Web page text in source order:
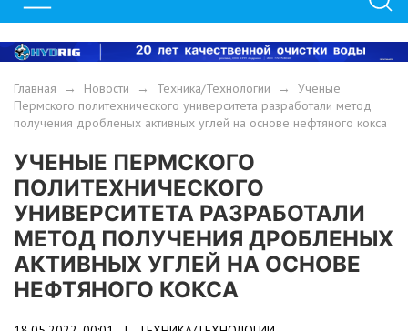
Главная → Новости → Техника/Технологии → Ученые
Пермского политехнического университета разработали метод
получения дробленых активных углей на основе нефтяного кокса
УЧЕНЫЕ ПЕРМСКОГО
ПОЛИТЕХНИЧЕСКОГО
УНИВЕРСИТЕТА РАЗРАБОТАЛИ
МЕТОД ПОЛУЧЕНИЯ ДРОБЛЕНЫХ
АКТИВНЫХ УГЛЕЙ НА ОСНОВЕ
НЕФТЯНОГО КОКСА